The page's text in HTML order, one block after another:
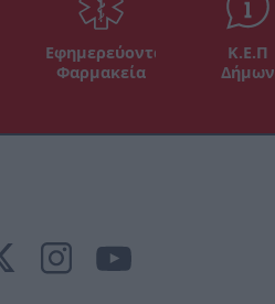
Εφημερεύοντα
Φαρμακεία
Κ.Ε.Π
Δήμων